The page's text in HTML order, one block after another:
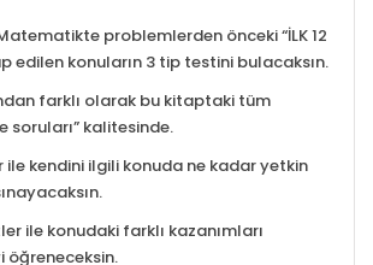
problemlerden önceki “İLK 12
edilen konuların 3 tip testini bulacaksın.
farklı olarak bu kitaptaki tüm
soruları” kalitesinde.
ile kendini ilgili konuda ne kadar yetkin
ile konudaki farklı kazanımları
öğreneceksin.